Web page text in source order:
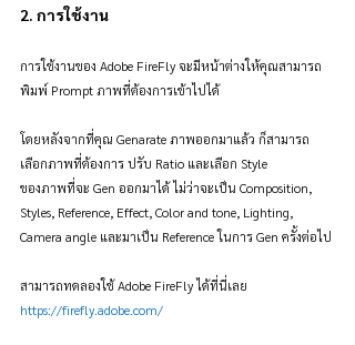
2. การใช้งาน
การใช้งานของ Adobe FireFly จะมีหน้าต่างให้คุณสามารถ
พิมพ์ Prompt ภาพที่ต้องการเข้าไปได้
โดยหลังจากที่คุณ Genarate ภาพออกมาแล้ว ก็สามารถ
เลือกภาพที่ต้องการ ปรับ Ratio และเลือก Style
ของภาพที่จะ Gen ออกมาได้ ไม่ว่าจะเป็น Composition,
Styles, Reference, Effect, Color and tone, Lighting,
Camera angle และมาเป็น Reference ในการ Gen ครั้งต่อไป
สามารถทดลองใช้ Adobe FireFly ได้ที่นี่เลย
https://firefly.adobe.com/